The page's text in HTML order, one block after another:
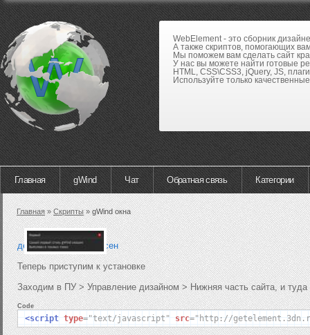
WebElement - это сборник
А также скриптов, помогающих
Мы поможем вам сделать сайт
У нас вы можете найти готовые
HTML, CSS\CSS3, jQuery, JS,
Используйте только
Главная gWind Чат Обратная связь Категории
Главная»Скрипты»gWind окна
демо-пример перенесен
Теперь приступим к установке
Заходим в ПУ > Управление дизайном > Нижняя часть сайта, и
Code
<script type="text/javascript" src="http://